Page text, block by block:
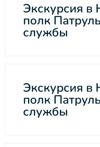
Экскурсия в
полк
службы
Экскурсия в
полк
службы